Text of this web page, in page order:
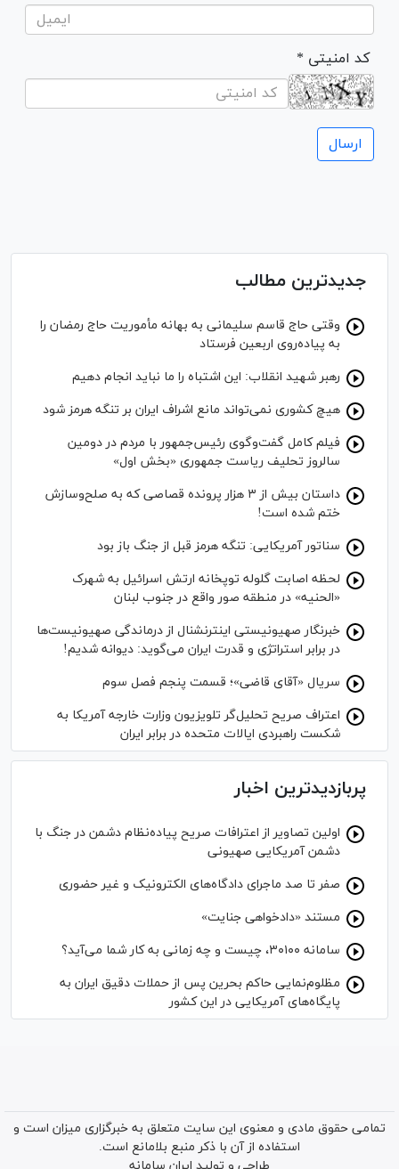
* کد امنیتی
جدیدترین مطالب
وقتی حاج قاسم سلیمانی به بهانه مأموریت حاج رمضان را
به پیاده‌روی اربعین فرستاد
رهبر شهید انقلاب: این اشتباه را ما نباید انجام دهیم
هیچ کشوری نمی‌تواند مانع اشراف ایران بر تنگه هرمز شود
فیلم کامل گفت‌وگوی رئیس‌جمهور با مردم در دومین
سالروز تحلیف ریاست جمهوری «بخش اول»
داستان بیش از ۳ هزار پرونده قصاصی که به صلح‌وسازش
ختم شده است!
سناتور آمریکایی: تنگه هرمز قبل از جنگ باز بود
لحظه اصابت گلوله توپخانه ارتش اسرائیل به شهرک
«الحنیه» در منطقه صور واقع در جنوب لبنان
خبرنگار صهیونیستی اینترنشنال از درماندگی صهیونیست‌ها
در برابر استراتژی و قدرت ایران می‌گوید: دیوانه شدیم!
سریال «آقای قاضی»؛ قسمت پنجم فصل سوم
اعتراف صریح تحلیل‌گر تلویزیون وزارت خارجه آمریکا به
شکست راهبردی ایالات متحده در برابر ایران
پربازدیدترین اخبار
اولین تصاویر از اعترافات صریح پیاده‌نظام‌ دشمن در جنگ با
دشمن آمریکایی صهیونی
صفر تا صد ماجرای دادگاه‌های الکترونیک و غیر حضوری
مستند «دادخواهی جنایت»
سامانه ۳۰۱۰۰، چیست و چه زمانی به کار شما می‌آید؟
مظلوم‌نمایی حاکم بحرین پس از حملات دقیق ایران به
پایگاه‌های آمریکایی در این کشور
تمامی حقوق مادی و معنوی این سایت متعلق به خبرگزاری میزان است و
استفاده از آن با ذکر منبع بلامانع است.
طراحی و تولید ایران سامانه